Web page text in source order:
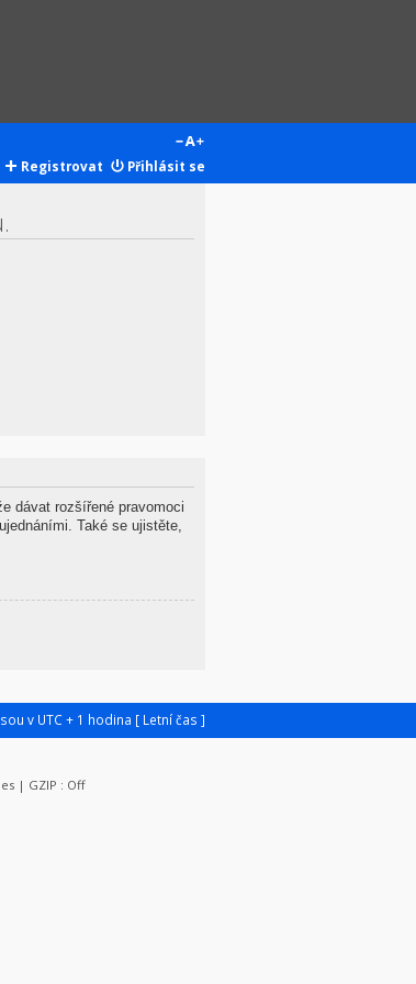
Registrovat Přihlásit se
dávat rozšířené pravomoci
Také se ujistěte,
v UTC + 1 hodina [ Letní čas ]
| GZIP : Off